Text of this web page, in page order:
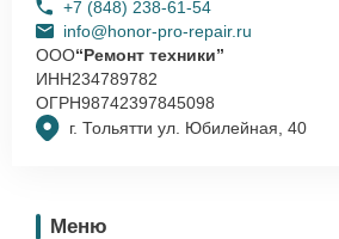
г. Тольятти ул. Юбилейная, 40
+7 (848) 238-61-54
info@honor-pro-repair.ru
ООО“Ремонт техники”
ИНН234789782
ОГРН98742397845098
Меню